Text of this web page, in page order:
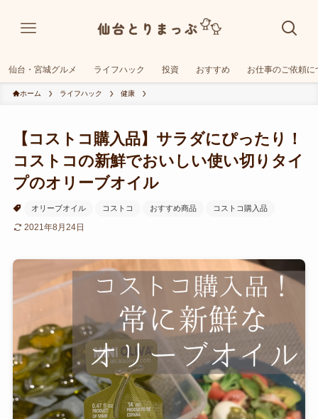
仙台・宮城グルメ ライフハック 投資 おすすめ お仕事のご依頼に
ホーム ライフハック 健康
【コストコ購入品】サラダにぴったり！
コストコの新鮮でおいしい使い切りタイ
プのオリーブオイル
オリーブオイル コストコ おすすめ商品 コストコ購入品
2021年8月24日